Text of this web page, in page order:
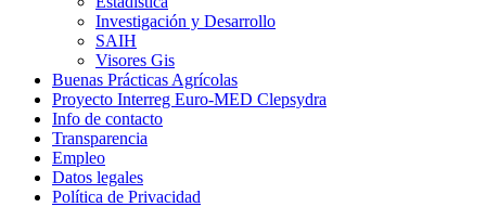
Investigación y Desarrollo
SAIH
Visores Gis
Buenas Prácticas Agrícolas
Proyecto Interreg Euro-MED Clepsydra
Info de contacto
Transparencia
Empleo
Datos legales
Política de Privacidad